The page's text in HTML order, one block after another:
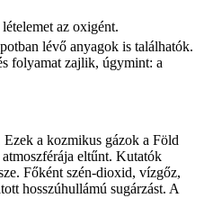
az oxigént.
lévő anyagok is találhatók.
folyamat zajlik, úgymint: a
a kozmikus gázok a Föld
eltűnt. Kutatók
Főként szén-dioxid, vízgőz,
hosszúhullámú sugárzást. A